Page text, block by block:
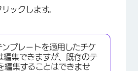
リックします。
ンプレートを適用したチケ
編集できますが、既存のテ
編集することはできませ